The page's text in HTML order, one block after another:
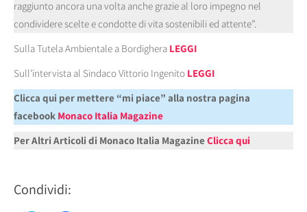
raggiunto ancora una volta anche grazie al loro impegno nel
condividere scelte e condotte di vita sostenibili ed attente”.
Sulla Tutela Ambientale a Bordighera LEGGI
Sull’intervista al Sindaco Vittorio Ingenito LEGGI
Clicca qui per mettere “mi piace” alla nostra pagina
facebook Monaco Italia Magazine
Per Altri Articoli di Monaco Italia Magazine Clicca qui
Condividi: